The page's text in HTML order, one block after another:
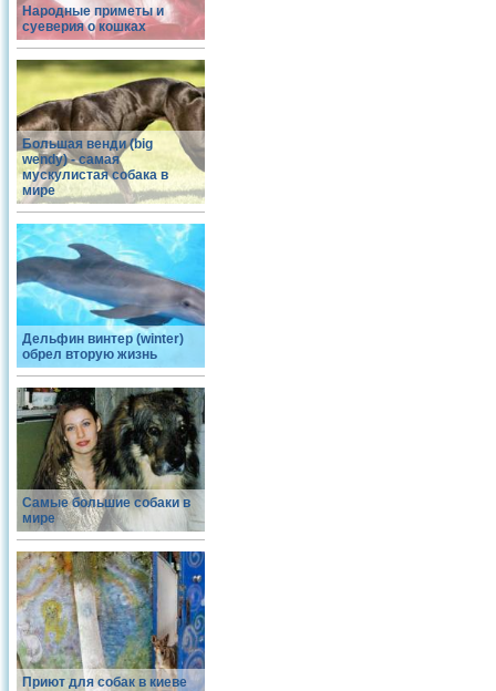
Народные приметы и
суеверия о кошках
Большая венди (big
wendy) - самая
мускулистая собака в
мире
Дельфин винтер (winter)
обрел вторую жизнь
Самые большие собаки в
мире
Приют для собак в киеве